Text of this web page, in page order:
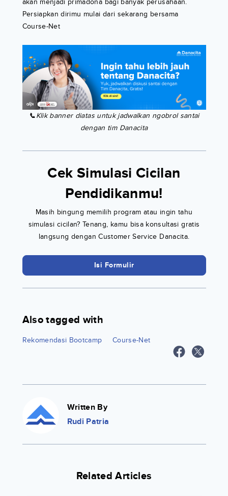
akan menjadi primadona bagi banyak perusahaan.
Persiapkan dirimu mulai dari sekarang bersama
Course-Net
📞Klik banner diatas untuk jadwalkan ngobrol santai
dengan tim Danacita
Cek Simulasi Cicilan
Pendidikanmu!
Masih bingung memilih program atau ingin tahu
simulasi cicilan? Tenang, kamu bisa konsultasi gratis
langsung dengan Customer Service Danacita.
Isi Formulir
Also tagged with
Rekomendasi Bootcamp Course-Net
Written By
Rudi Patria
Related Articles